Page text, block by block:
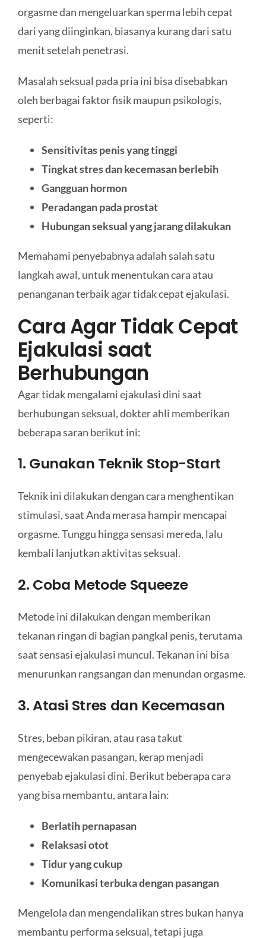
orgasme dan mengeluarkan sperma lebih cepat
dari yang diinginkan, biasanya kurang dari satu
menit setelah penetrasi.
Masalah seksual pada pria ini bisa disebabkan
oleh berbagai faktor fisik maupun psikologis,
seperti:
Sensitivitas penis yang tinggi
Tingkat stres dan kecemasan berlebih
Gangguan hormon
Peradangan pada prostat
Hubungan seksual yang jarang dilakukan
Memahami penyebabnya adalah salah satu
langkah awal, untuk menentukan cara atau
penanganan terbaik agar tidak cepat ejakulasi.
Cara Agar Tidak Cepat
Ejakulasi saat
Berhubungan
Agar tidak mengalami ejakulasi dini saat
berhubungan seksual, dokter ahli memberikan
beberapa saran berikut ini:
1. Gunakan Teknik Stop-Start
Teknik ini dilakukan dengan cara menghentikan
stimulasi, saat Anda merasa hampir mencapai
orgasme. Tunggu hingga sensasi mereda, lalu
kembali lanjutkan aktivitas seksual.
2. Coba Metode Squeeze
Metode ini dilakukan dengan memberikan
tekanan ringan di bagian pangkal penis, terutama
saat sensasi ejakulasi muncul. Tekanan ini bisa
menurunkan rangsangan dan menundan orgasme.
3. Atasi Stres dan Kecemasan
Stres, beban pikiran, atau rasa takut
mengecewakan pasangan, kerap menjadi
penyebab ejakulasi dini. Berikut beberapa cara
yang bisa membantu, antara lain:
Berlatih pernapasan
Relaksasi otot
Tidur yang cukup
Komunikasi terbuka dengan pasangan
Mengelola dan mengendalikan stres bukan hanya
membantu performa seksual, tetapi juga